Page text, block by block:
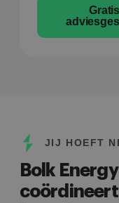
Gratis
JIJ HOEFT
Bolk
coördineert